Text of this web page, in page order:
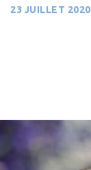
23 JUILLET 2020